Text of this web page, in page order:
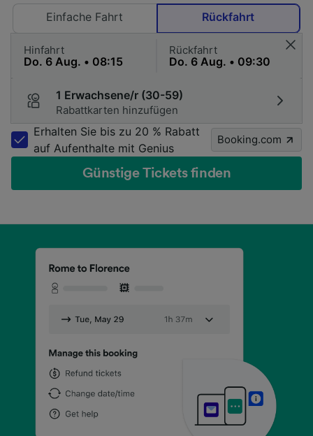
Einfache Fahrt
Rückfahrt
Hinfahrt Rückfahrt
1 Erwachsene/r (30-59)
Rabattkarten hinzufügen
Erhalten Sie bis zu 20 % Rabatt
auf Aufenthalte mit Genius
Booking.com
Günstige Tickets finden